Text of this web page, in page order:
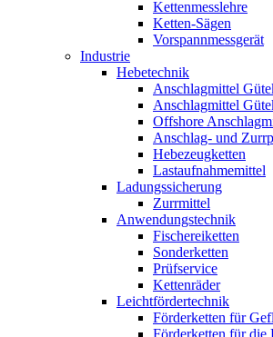
Kettenmesslehre
Ketten-Sägen
Vorspannmessgerät
Industrie
Hebetechnik
Anschlagmittel
Anschlagmittel
Offshore
Anschlag- und
Hebezeugketten
Lastaufnahmemittel
Ladungssicherung
Zurrmittel
Anwendungstechnik
Fischereiketten
Sonderketten
Prüfservice
Kettenräder
Leichtfördertechnik
Förderketten für
Förderketten für die